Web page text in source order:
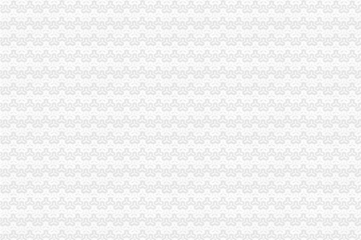
徐州专业免费公司注册_徐州商务服务-徐州-苏北信息港